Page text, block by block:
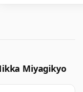
Miyagikyo